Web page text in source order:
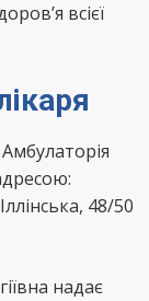
всієї
48/50
надає